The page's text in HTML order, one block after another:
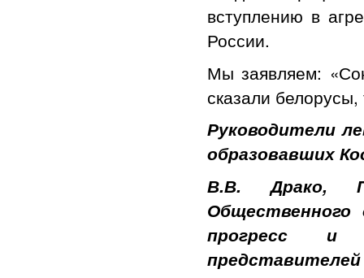
вступлению в
России.
Мы заявляем:
сказали
Руководители
образовавших
В.В. Драко,
Общественного
прогресс и
представителей